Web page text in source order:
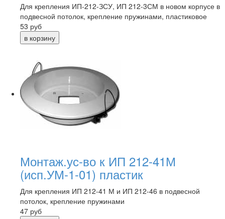
Для крепления ИП-212-ЗСУ, ИП 212-3СМ в новом корпусе в
подвесной потолок, крепление пружинами, пластиковое
53 руб
Монтаж.ус-во к ИП 212-41М
(исп.УМ-1-01) пластик
Для крепления ИП 212-41 М и ИП 212-46 в подвесной
потолок, крепление пружинами
47 руб